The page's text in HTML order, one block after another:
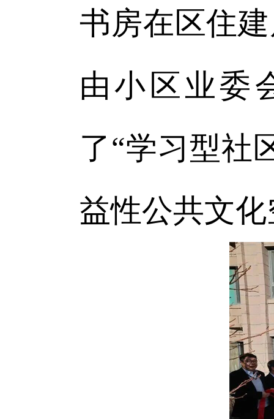
书房在区住
由小区业委
了“学习型社
益性公共文